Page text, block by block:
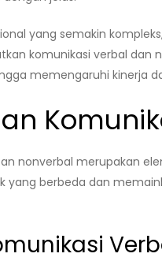
yang semakin
komunikasi verbal dan
memengaruhi kinerja
nonverbal merupakan
yang berbeda dan